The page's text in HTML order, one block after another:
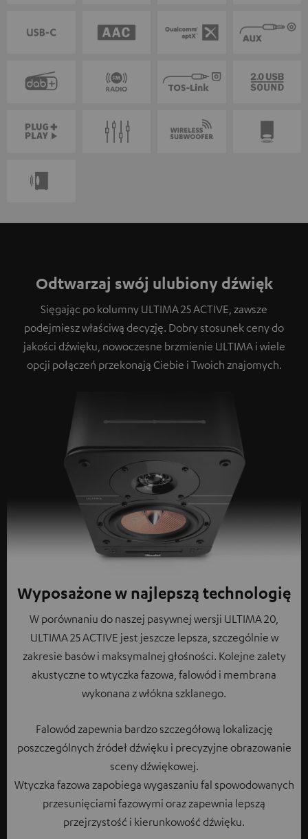
Odtwarzaj swój ulubiony dźwięk
Sięgając po kolumny ULTIMA 25 ACTIVE, zawsze
podejmiesz właściwą decyzję. Dobry stosunek ceny do
jakości dźwięku, nowoczesne brzmienie ULTIMA i wiele
opcji połączeń przekonają Ciebie i Twoich znajomych.
Wyposażone w najlepszą technologię
W porównaniu do naszej pasywnej wersji ULTIMA 20,
ULTIMA 25 ACTIVE jest jeszcze lepsza, szczególnie w
zakresie basów i maksymalnej głośności. Kolejne zalety
akustyczne to wtyczka fazowa, falowód i membrana
wykonana z włókna szklanego.
Falowód zapewnia bardzo szczegółową lokalizację
poszczególnych źródeł dźwięku i precyzyjne obrazowanie
sceny dźwiękowej.
Wtyczka fazowa zapobiega wygaszaniu fal spowodowanych
przesunięciami fazowymi oraz zapewnia lepszą
przejrzystość i kierunkowość dźwięku.